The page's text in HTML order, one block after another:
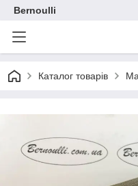
Bernoulli
Каталог товарів